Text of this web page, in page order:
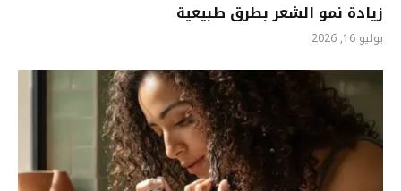
زيادة نمو الشعر بطرق طبيعية
يوليو 16, 2026